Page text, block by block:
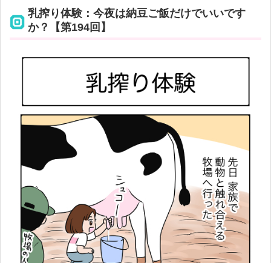
乳搾り体験：今夜は納豆ご飯だけでいいです
か？【第194回】